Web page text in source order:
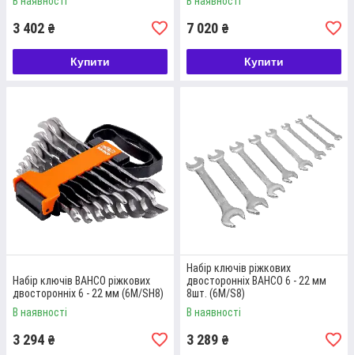
3 402 ₴
Купити
7 020 ₴
Купити
Набір ключів BAHCO ріжкових
двосторонніх 6 - 22 мм (6M/SH8)
В наявності
3 294 ₴
Набір ключів ріжкових
двосторонніх BAHCO 6 - 22 мм
8шт. (6M/S8)
В наявності
3 289 ₴